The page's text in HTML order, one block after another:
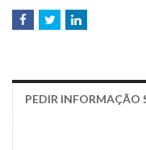
PEDIR INFORMAÇÃO